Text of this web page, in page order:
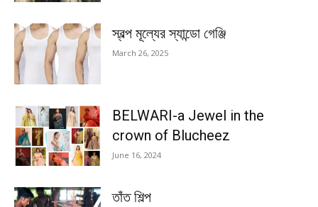
স্বল্প মূল্যের স্যান্ডো গেঞ্জি
March 26, 2025
BELWARI-a Jewel in the
crown of Blucheez
June 16, 2024
তাঁত শিল্প